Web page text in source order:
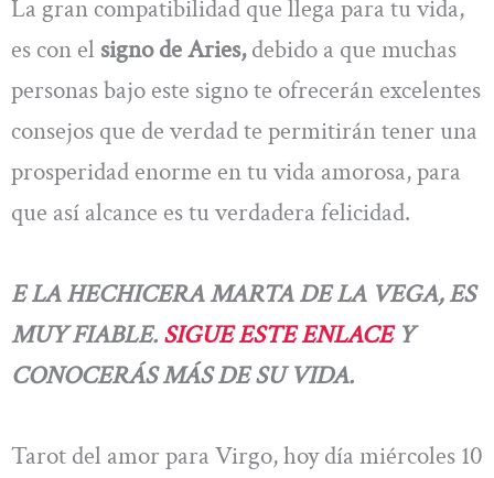
La gran compatibilidad que llega para tu vida,
es con el signo de Aries,debido a que muchas
personas bajo este signo te ofrecerán excelentes
consejos que de verdad te permitirán tener una
prosperidad enorme en tu vida amorosa, para
que así alcance es tu verdadera felicidad.
E LA HECHICERA MARTA DE LA VEGA, ES
MUY FIABLE. SIGUE ESTE ENLACEY
CONOCERÁS MÁS DE SU VIDA.
Tarot del amor para Virgo, hoy día miércoles 10